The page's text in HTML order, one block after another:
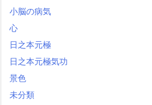
小脳の病気
心
日之本元極
日之本元極気功
景色
未分類